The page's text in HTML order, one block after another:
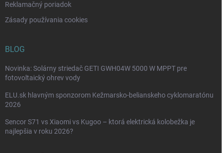
Reklamačný poriadok
Zásady používania cookies
BLOG
Novinka: Solárny striedač GETI GWH04W 5000 W MPPT pre
fotovoltaický ohrev vody
ELU.sk hlavným sponzorom Kežmarsko-belianskeho cyklomaratónu
2026
Sencor S71 vs Xiaomi vs Kugoo – ktorá elektrická kolobežka je
najlepšia v roku 2026?